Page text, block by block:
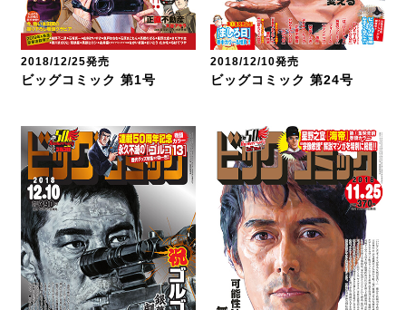
2018/12/25発売
ビッグコミック 第1号
2018/12/10発売
ビッグコミック 第24号